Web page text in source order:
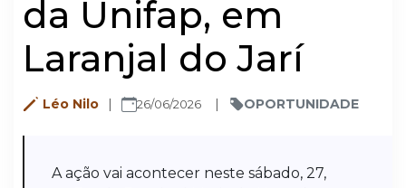
da Unifap, em
Laranjal do Jarí
Léo Nilo 26/06/2026 OPORTUNIDADE
A ação vai acontecer neste sábado, 27,